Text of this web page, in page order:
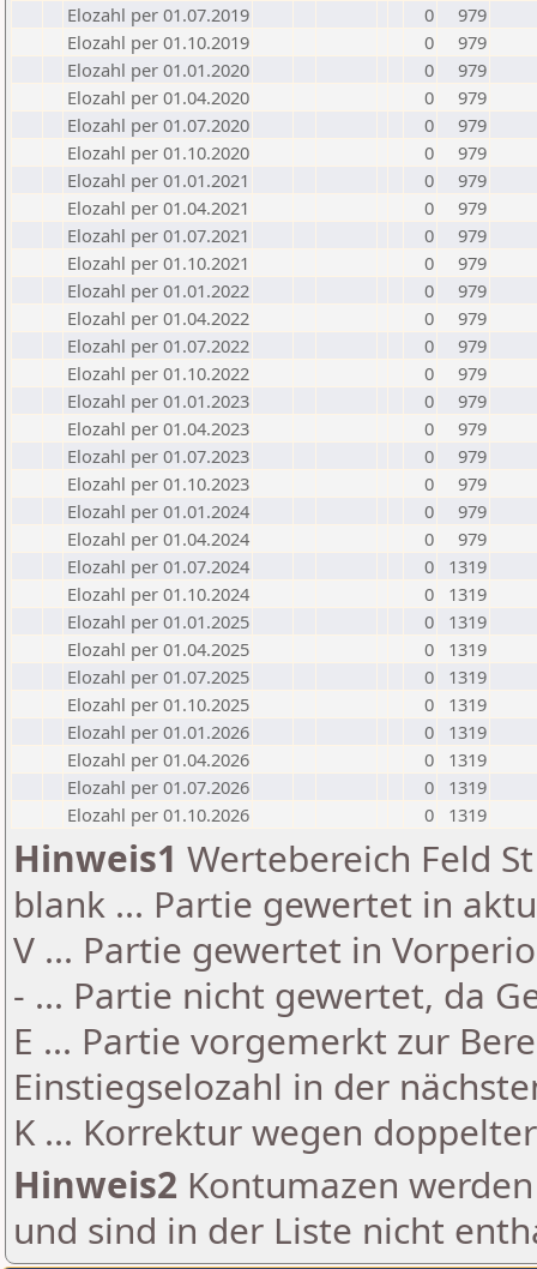
Elozahl per 01.07.2019
0
979
Elozahl per 01.10.2019
0
979
Elozahl per 01.01.2020
0
979
Elozahl per 01.04.2020
0
979
Elozahl per 01.07.2020
0
979
Elozahl per 01.10.2020
0
979
Elozahl per 01.01.2021
0
979
Elozahl per 01.04.2021
0
979
Elozahl per 01.07.2021
0
979
Elozahl per 01.10.2021
0
979
Elozahl per 01.01.2022
0
979
Elozahl per 01.04.2022
0
979
Elozahl per 01.07.2022
0
979
Elozahl per 01.10.2022
0
979
Elozahl per 01.01.2023
0
979
Elozahl per 01.04.2023
0
979
Elozahl per 01.07.2023
0
979
Elozahl per 01.10.2023
0
979
Elozahl per 01.01.2024
0
979
Elozahl per 01.04.2024
0
979
Elozahl per 01.07.2024
0
1319
Elozahl per 01.10.2024
0
1319
Elozahl per 01.01.2025
0
1319
Elozahl per 01.04.2025
0
1319
Elozahl per 01.07.2025
0
1319
Elozahl per 01.10.2025
0
1319
Elozahl per 01.01.2026
0
1319
Elozahl per 01.04.2026
0
1319
Elozahl per 01.07.2026
0
1319
Elozahl per 01.10.2026
0 1319
Hinweis1 Wertebereich Feld
blank ... Partie gewertet in
V ... Partie gewertet in
- ... Partie nicht gewertet, da
E ... Partie vorgemerkt zur
Einstiegselozahl in der
K ... Korrektur wegen
Hinweis2 Kontumazen
und sind in der Liste nicht